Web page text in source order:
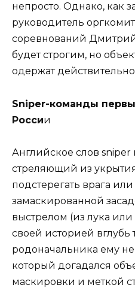
непросто. Однако, как
руководитель
соревнований
будет строгим, но
одержат
Sniper-команды
России
Английское слов sniper
стреляющий из
подстерегать врага
замаскированной
выстрелом (из лука
своей историей вглубь
родоначальника ему
который догадался
маскировки и меткой